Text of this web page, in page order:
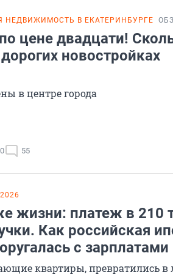
НЕДВИЖИМОСТЬ В ЕКАТЕРИНБУРГЕ
цене двадцати!
новостройках
в центре города
55
жизни: платеж в 210
Как российская
с зарплатами
квартиры, превратились в